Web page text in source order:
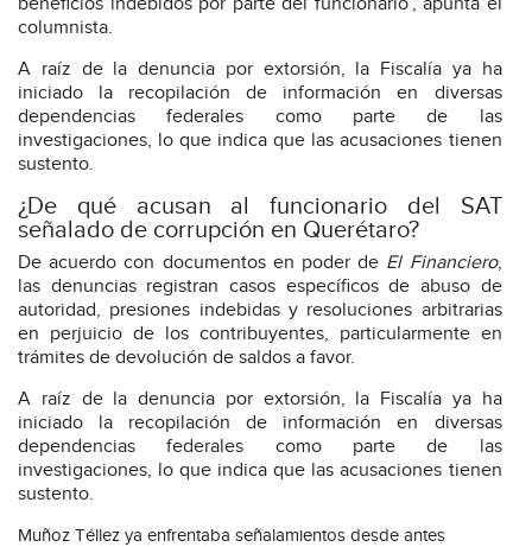
columnista.
A raíz de la denuncia por extorsión, la Fiscalía ya ha
iniciado la recopilación de información en diversas
dependencias federales como parte de las
investigaciones, lo que indica que las acusaciones tienen
sustento.
¿De qué acusan al funcionario del SAT
señalado de corrupción en Querétaro?
De acuerdo con documentos en poder de El Financiero,
las denuncias registran casos específicos de abuso de
autoridad, presiones indebidas y resoluciones arbitrarias
en perjuicio de los contribuyentes, particularmente en
trámites de devolución de saldos a favor.
A raíz de la denuncia por extorsión, la Fiscalía ya ha
iniciado la recopilación de información en diversas
dependencias federales como parte de las
investigaciones, lo que indica que las acusaciones tienen
sustento.
Muñoz Téllez ya enfrentaba señalamientos desde antes